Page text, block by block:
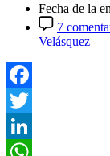
Fecha de la
7
Velásquez
Facebook
Twitter
LinkedIn